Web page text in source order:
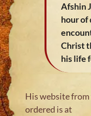
Afshin
hour of
Christ
his life
His website from
ordered is at